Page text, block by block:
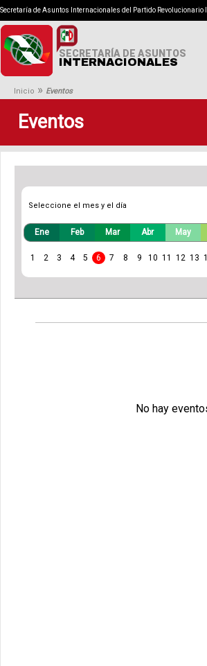
Secretaría de Asuntos Internacionales del Partido Revolucionario
SECRETARÍA DE ASUNTOS
INTERNACIONALES
Inicio » Eventos
Eventos
Seleccione el mes y el día
Ene Feb Mar Abr May
1 2 3 4 5 6 7 8 9 10 11 12 13
No hay